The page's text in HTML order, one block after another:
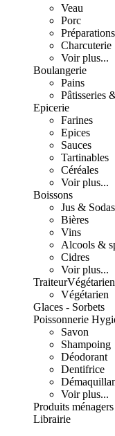
Veau
Porc
Préparations
Charcuterie
Voir plus...
Boulangerie
Pains
Pâtisseries
Epicerie
Farines
Epices
Sauces
Tartinables
Céréales
Voir plus...
Boissons
Jus & Sodas
Bières
Vins
Alcools &
Cidres
Voir plus...
TraiteurVégétarien
Végétarien
Glaces - Sorbets
Poissonnerie
Savon
Shampoing
Déodorant
Dentifrice
Voir plus...
Produits ménagers
Librairie